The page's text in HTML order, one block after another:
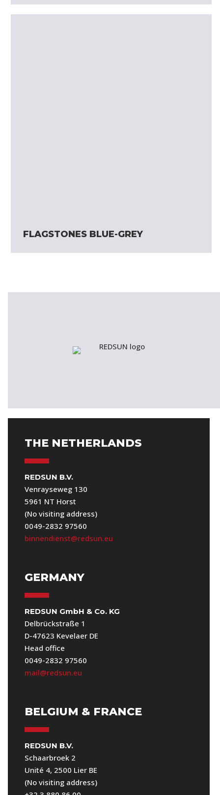
FLAGSTONES BLUE-GREY
THE NETHERLANDS
REDSUN B.V.
Venrayseweg 130
5961 NT Horst
(No visiting address)
0049-2832 97560
binnendienst@redsun.eu
GERMANY
REDSUN GmbH & Co. KG
Delbrückstraße 1
D-47623 Kevelaer DE
Head office
0049-2832 97560
mail@redsun.eu
BELGIUM & FRANCE
REDSUN B.V.
Schaarbroek 2
Unité 4, 2500 Lier BE
(No visiting address)